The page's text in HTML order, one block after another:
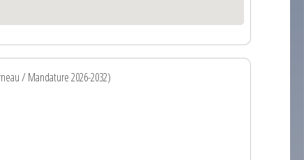
/ Mandature 2026-2032)